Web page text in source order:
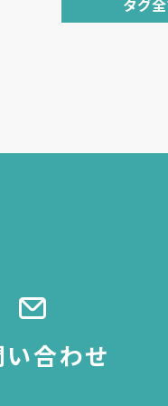
タグ
合わせ